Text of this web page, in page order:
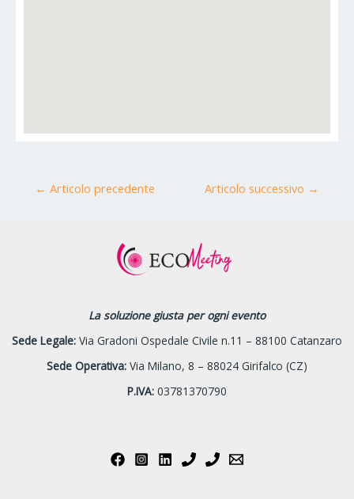
← Articolo precedente Articolo successivo →
La soluzione giusta per ogni evento
Sede Legale: Via Gradoni Ospedale Civile n.11 – 88100 Catanzaro
Sede Operativa: Via Milano, 8 – 88024 Girifalco (CZ)
P.IVA: 03781370790